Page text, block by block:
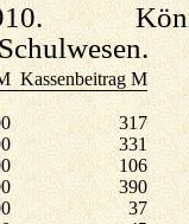
Kassenbeitrag M
317
331
106
390
37